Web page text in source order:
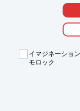
ダンボール箱は用
カタチを組み合わ
案いたします。
イマジネーショ
モロック